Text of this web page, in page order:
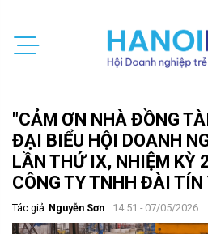
"CẢM ƠN NHÀ ĐỒNG
ĐẠI BIỂU HỘI DOANH
LẦN THỨ IX, NHIỆM KỲ
CÔNG TY TNHH ĐÀI TÍN
Tác giả Nguyễn Sơn 14:51 - 07/05/2026